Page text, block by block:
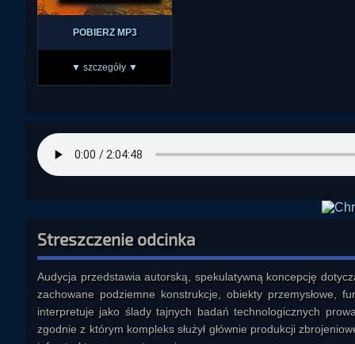
POBIERZ MP3
▼ szczegóły ▼
Streszczenie odcinka
Audycja przedstawia autorską, spekulatywną koncepcję
zachowane podziemne konstrukcje, obiekty przemysłowe,
interpretuje jako ślady tajnych badań technologicznych
zgodnie z którym kompleks służył głównie produkcji